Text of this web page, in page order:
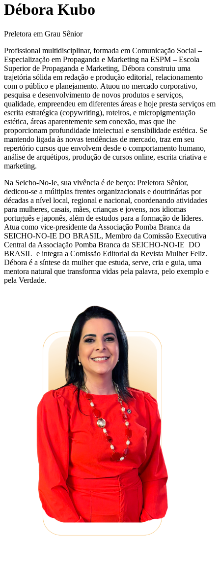
Débora Kubo
Preletora em Grau Sênior
Profissional multidisciplinar, formada em Comunicação Social –
Especialização em Propaganda e Marketing na ESPM – Escola
Superior de Propaganda e Marketing, Débora construiu uma
trajetória sólida em redação e produção editorial, relacionamento
com o público e planejamento. Atuou no mercado corporativo,
pesquisa e desenvolvimento de novos produtos e serviços,
qualidade, empreendeu em diferentes áreas e hoje presta serviços em
escrita estratégica (copywriting), roteiros, e micropigmentação
estética, áreas aparentemente sem conexão, mas que lhe
proporcionam profundidade intelectual e sensibilidade estética. Se
mantendo ligada às novas tendências de mercado, traz em seu
repertório cursos que envolvem desde o comportamento humano,
análise de arquétipos, produção de cursos online, escrita criativa e
marketing.
Na Seicho-No-Ie, sua vivência é de berço: Preletora Sênior,
dedicou-se a múltiplas frentes organizacionais e doutrinárias por
décadas a nível local, regional e nacional, coordenando atividades
para mulheres, casais, mães, crianças e jovens, nos idiomas
português e japonês, além de estudos para a formação de líderes.
Atua como vice-presidente da Associação Pomba Branca da
SEICHO-NO-IE DO BRASIL, Membro da Comissão Executiva
Central da Associação Pomba Branca da SEICHO-NO-IE DO
BRASIL e integra a Comissão Editorial da Revista Mulher Feliz.
Débora é a síntese da mulher que estuda, serve, cria e guia, uma
mentora natural que transforma vidas pela palavra, pelo exemplo e
pela Verdade.